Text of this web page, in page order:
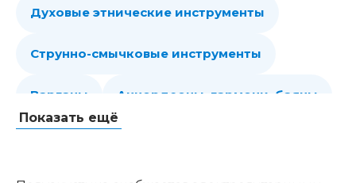
Духовые этнические инструменты
Струнно-смычковые инструменты
Варганы Аккордеоны, гармони, баяны
Мелодики духовые, пианики
Показать ещё